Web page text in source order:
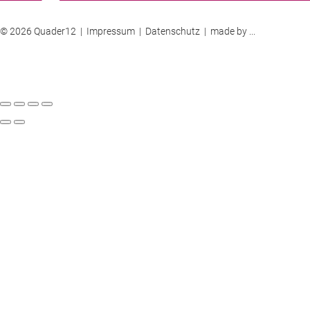
© 2026 Quader12 | Impressum | Datenschutz | made by ...